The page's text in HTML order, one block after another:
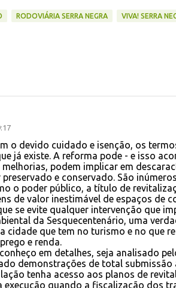
RODOVIÁRIA SERRA NEGRA VIVA! SERRA
o devido cuidado e isenção, os
já existe. A reforma pode - e isso
podem implicar em
e conservado. São
o poder público, a título de
de valor inestimável de espaços de
se evite qualquer intervenção que
da Sesquecentenário, uma
cidade que tem no turismo e no que
e renda.
em detalhes, seja analisado
demonstrações de total submissão
tenha acesso aos planos de
execução quando a fiscalização dos